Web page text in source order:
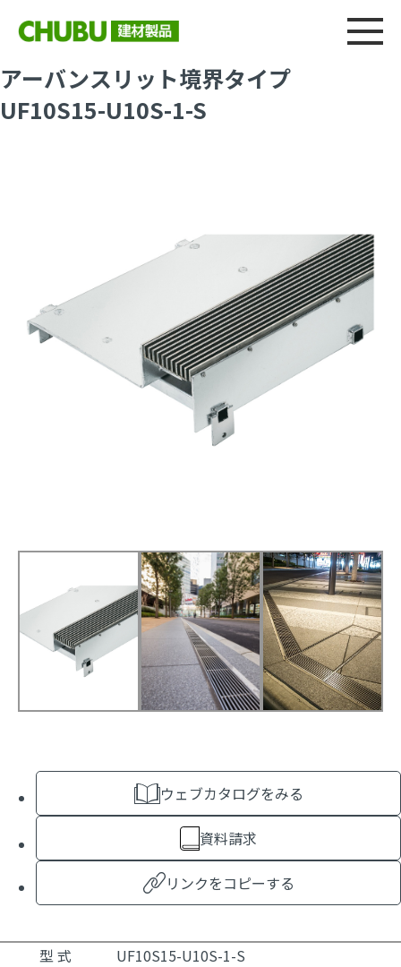
総合
アーバンスリット境界タイプ
UF10S15-U10S-1-S
ウェブカタログをみる
資料請求
リンクをコピーする
型 式
UF10S15-U10S-1-S